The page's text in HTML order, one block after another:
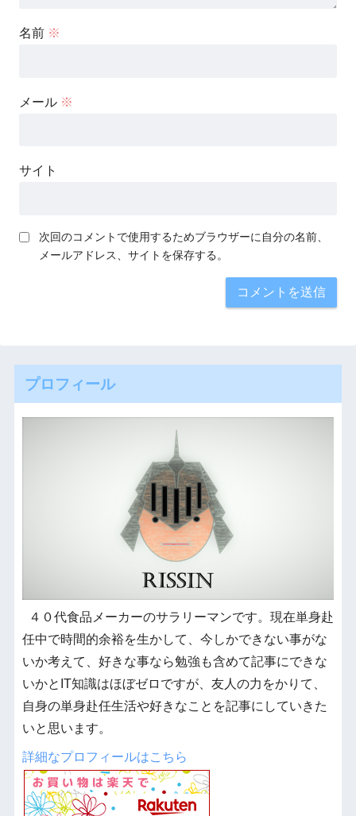
名前 ※
メール ※
サイト
次回のコメントで使用するためブラウザーに自分の名前、
メールアドレス、サイトを保存する。
プロフィール
４０代食品メーカーのサラリーマンです。現在単身赴
任中で時間的余裕を生かして、今しかできない事がな
いか考えて、好きな事なら勉強も含めて記事にできな
いかとIT知識はほぼゼロですが、友人の力をかりて、
自身の単身赴任生活や好きなことを記事にしていきた
いと思います。
詳細なプロフィールはこちら